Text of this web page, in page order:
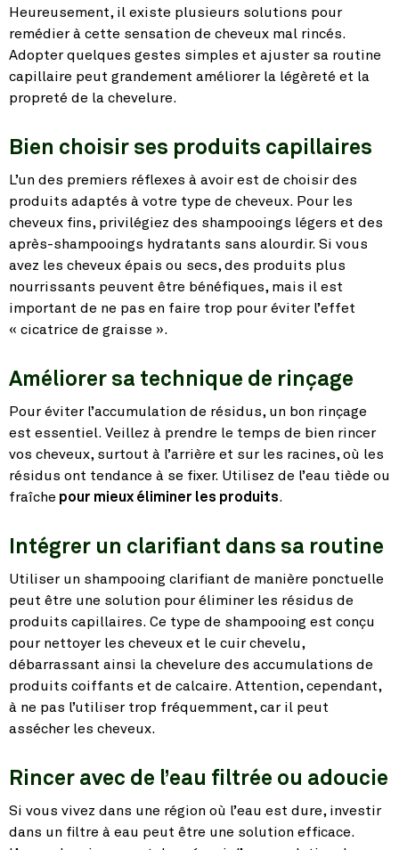
Heureusement, il existe plusieurs solutions pour
remédier à cette sensation de cheveux mal rincés.
Adopter quelques gestes simples et ajuster sa routine
capillaire peut grandement améliorer la légèreté et la
propreté de la chevelure.
Bien choisir ses produits capillaires
L’un des premiers réflexes à avoir est de choisir des
produits adaptés à votre type de cheveux. Pour les
cheveux fins, privilégiez des shampooings légers et des
après-shampooings hydratants sans alourdir. Si vous
avez les cheveux épais ou secs, des produits plus
nourrissants peuvent être bénéfiques, mais il est
important de ne pas en faire trop pour éviter l’effet
« cicatrice de graisse ».
Améliorer sa technique de rinçage
Pour éviter l’accumulation de résidus, un bon rinçage
est essentiel. Veillez à prendre le temps de bien rincer
vos cheveux, surtout à l’arrière et sur les racines, où les
résidus ont tendance à se fixer. Utilisez de l’eau tiède ou
fraîche pour mieux éliminer les produits.
Intégrer un clarifiant dans sa routine
Utiliser un shampooing clarifiant de manière ponctuelle
peut être une solution pour éliminer les résidus de
produits capillaires. Ce type de shampooing est conçu
pour nettoyer les cheveux et le cuir chevelu,
débarrassant ainsi la chevelure des accumulations de
produits coiffants et de calcaire. Attention, cependant,
à ne pas l’utiliser trop fréquemment, car il peut
assécher les cheveux.
Rincer avec de l’eau filtrée ou adoucie
Si vous vivez dans une région où l’eau est dure, investir
dans un filtre à eau peut être une solution efficace.